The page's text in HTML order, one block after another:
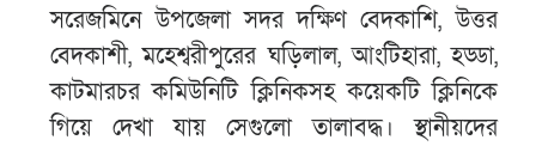
সরেজমিনে উপজেলা সদর দক্ষিণ বেদকাশি, উত্তর
বেদকাশী, মহেশ্বরীপুরের ঘড়িলাল, আংটিহারা, হড্ডা,
কাটমারচর কমিউনিটি ক্লিনিকসহ কয়েকটি ক্লিনিকে
গিয়ে দেখা যায় সেগুলো তালাবদ্ধ। স্থানীয়দের